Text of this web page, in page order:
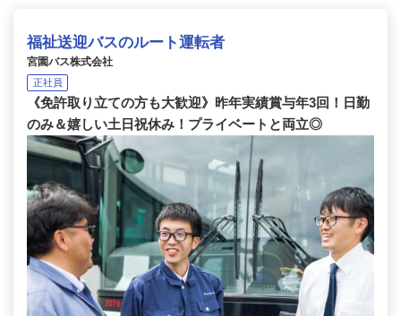
福祉送迎バスのルート運転者
宮園バス株式会社
正社員
《免許取り立ての方も大歓迎》昨年実績賞与年3回！日勤
のみ＆嬉しい土日祝休み！プライベートと両立◎